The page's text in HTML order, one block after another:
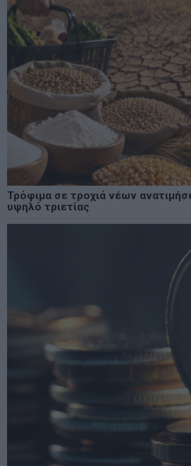
Τρόφιμα σε τροχιά νέων
υψηλό τριετίας